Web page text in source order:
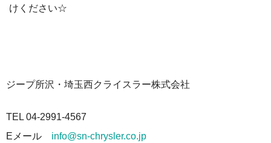
けください☆
ジープ所沢・埼玉西クライスラー株式会社
TEL 04-2991-4567
Eメール info@sn-chrysler.co.jp